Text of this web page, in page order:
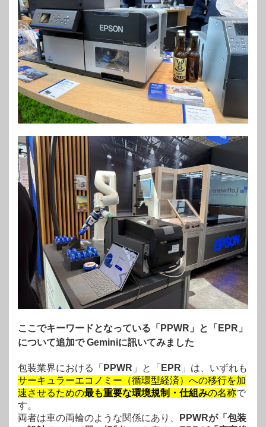
ここでキーワードとなっている「PPWR」と「EPR」
について追加で Geminiに訊いてみました
包装業界における「 PPWR 」と「 EPR 」は、いずれも
サーキュラーエコノミー（循環型経済）への移行を加
速させるための最も重要な環境規制・仕組みの名称で
す。
両者は車の両輪のような関係にあり、
PPWRが「包装